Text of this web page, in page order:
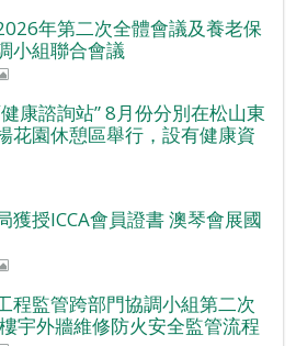
年第二次全體會議及養老保
小組聯合會議
康諮詢站” 8月份分別在松山東
花園休憩區舉行，設有健康資
獲授ICCA會員證書 澳琴會展國
程監管跨部門協調小組第二次
宇外牆維修防火安全監管流程